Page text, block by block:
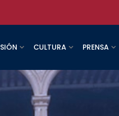
CULTURA PRENSA